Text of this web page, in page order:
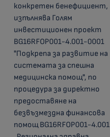
конкретен бенефициент,
изпълнява Голям
инвестиционен проект
BG16RFOP001-4.001-0001
"Подкрепа за развитие на
системата за спешна
медицинска помощ", по
процедура за директно
предоставяне на
безвъзмездна финансова
помощ BG16RFOP001-4.001